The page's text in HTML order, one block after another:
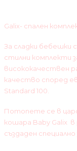
Galix- спален
За сладки бебешки
стилни комплекти
висококачествен
качество според
Standard 100.
Потопете се в
кошара Baby Galix в
създаден